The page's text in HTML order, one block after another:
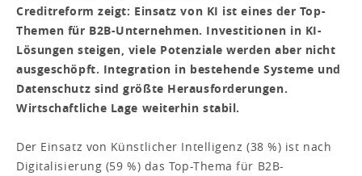
Creditreform zeigt: Einsatz von KI ist eines der Top-
Themen für B2B-Unternehmen. Investitionen in KI-
Lösungen steigen, viele Potenziale werden aber nicht
ausgeschöpft. Integration in bestehende Systeme und
Datenschutz sind größte Herausforderungen.
Wirtschaftliche Lage weiterhin stabil.
Der Einsatz von Künstlicher Intelligenz (38 %) ist nach
Digitalisierung (59 %) das Top-Thema für B2B-